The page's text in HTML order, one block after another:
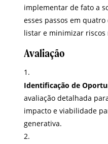
implementar de fato a
esses passos em
listar e minimizar riscos
Avaliação
Identificação de
avaliação detalhada
impacto e viabilidade
generativa.